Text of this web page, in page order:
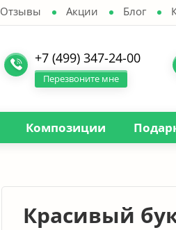
Отзывы Акции Блог
+7 (499) 347-24-00
Перезвоните мне
Композиции
Красивый